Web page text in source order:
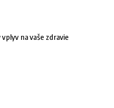
na vaše zdravie